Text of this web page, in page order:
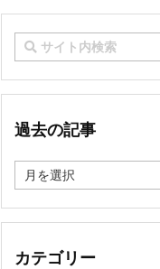
過去の記事
去
記
カテゴリー